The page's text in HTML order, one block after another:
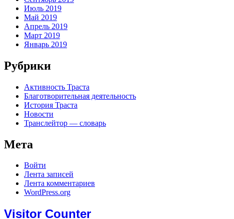
Июль 2019
Май 2019
Апрель 2019
Март 2019
Январь 2019
Рубрики
Активность Траста
Благотворительная деятельность
История Траста
Новости
Транслейтор — словарь
Мета
Войти
Лента записей
Лента комментариев
WordPress.org
Visitor Counter